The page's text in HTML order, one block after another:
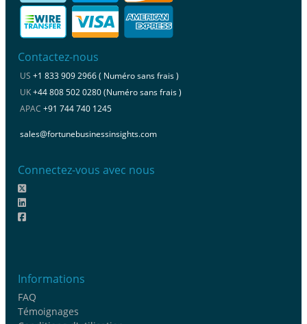
Contactez-nous
US +1 833 909 2966 ( Numéro sans frais )
UK+44 808 502 0280 (Numéro sans frais )
APAC +91 744 740 1245
sales@fortunebusinessinsights.com
Connectez-vous avec nous
Informations
FAQ
Témoignages